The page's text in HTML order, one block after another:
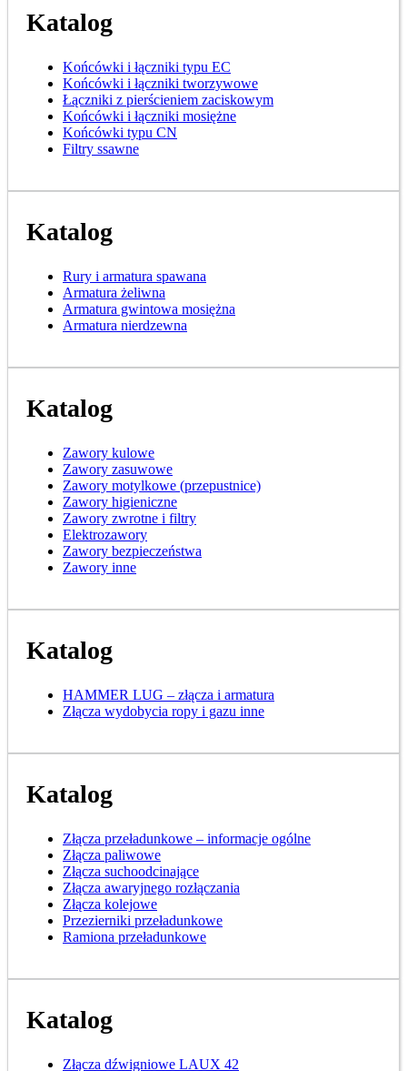
Katalog
Końcówki i łączniki typu EC
Końcówki i łączniki tworzywowe
Łączniki z pierścieniem zaciskowym
Końcówki i łączniki mosiężne
Końcówki typu CN
Filtry ssawne
Katalog
Rury i armatura spawana
Armatura żeliwna
Armatura gwintowa mosiężna
Armatura nierdzewna
Katalog
Zawory kulowe
Zawory zasuwowe
Zawory motylkowe (przepustnice)
Zawory higieniczne
Zawory zwrotne i filtry
Elektrozawory
Zawory bezpieczeństwa
Zawory inne
Katalog
HAMMER LUG – złącza i armatura
Złącza wydobycia ropy i gazu inne
Katalog
Złącza przeładunkowe – informacje ogólne
Złącza paliwowe
Złącza suchoodcinające
Złącza awaryjnego rozłączania
Złącza kolejowe
Przezierniki przeładunkowe
Ramiona przeładunkowe
Katalog
Złącza dźwigniowe LAUX 42